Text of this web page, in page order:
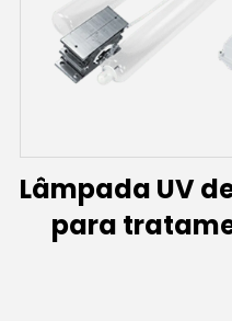
Lâmpada UV
para